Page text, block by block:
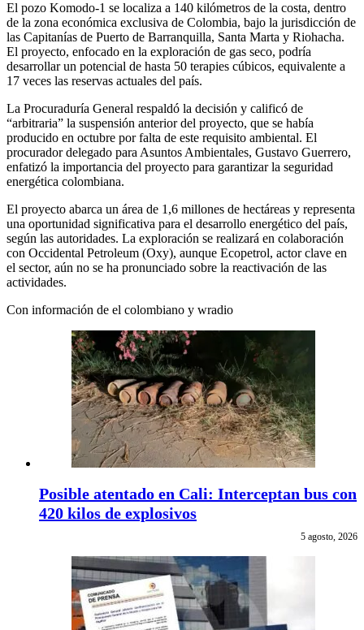
El pozo Komodo-1 se localiza a 140 kilómetros de la costa, dentro
de la zona económica exclusiva de Colombia, bajo la jurisdicción de
las Capitanías de Puerto de Barranquilla, Santa Marta y Riohacha.
El proyecto, enfocado en la exploración de gas seco, podría
desarrollar un potencial de hasta 50 terapies cúbicos, equivalente a
17 veces las reservas actuales del país.
La Procuraduría General respaldó la decisión y calificó de
“arbitraria” la suspensión anterior del proyecto, que se había
producido en octubre por falta de este requisito ambiental. El
procurador delegado para Asuntos Ambientales, Gustavo Guerrero,
enfatizó la importancia del proyecto para garantizar la seguridad
energética colombiana.
El proyecto abarca un área de 1,6 millones de hectáreas y representa
una oportunidad significativa para el desarrollo energético del país,
según las autoridades. La exploración se realizará en colaboración
con Occidental Petroleum (Oxy), aunque Ecopetrol, actor clave en
el sector, aún no se ha pronunciado sobre la reactivación de las
actividades.
Con información de el colombiano y wradio
Posible atentado en Cali: Interceptan bus con
420 kilos de explosivos
5 agosto, 2026